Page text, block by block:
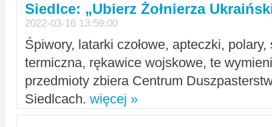
Siedlce: „Ubierz Żołnierza
2022-03-16 13:59:00
Śpiwory, latarki czołowe, apteczki,
termiczna, rękawice wojskowe, te
przedmioty zbiera Centrum
Siedlcach. więcej »